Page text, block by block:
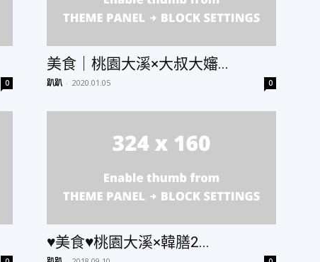
0
美食｜桃園大溪×大叔大嬸...
趴趴 - 2020.01.05 0
♥美食♥桃園大溪×韓膳2...